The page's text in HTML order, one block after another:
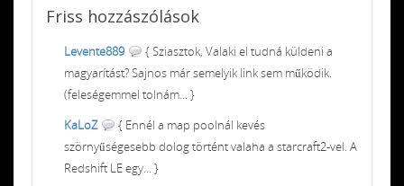
Friss hozzászólások
Levente889
{ Sziasztok, Valaki el tudná küldeni a
magyarítást? Sajnos már semelyik link sem működik.
(feleségemmel tolnám... }
KaLoZ
{ Ennél a map poolnál kevés
szörnyűségesebb dolog történt valaha a starcraft2-vel. A
Redshift LE egy... }